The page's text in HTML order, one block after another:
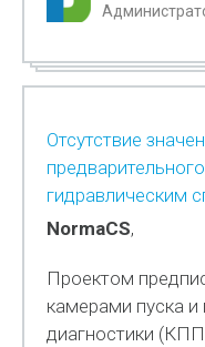
Отсутствие
гидравлическим
NormaCS,
Проектом
камерами пуска и
диагностики